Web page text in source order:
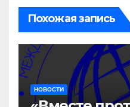
Похожая запись
НОВОСТИ